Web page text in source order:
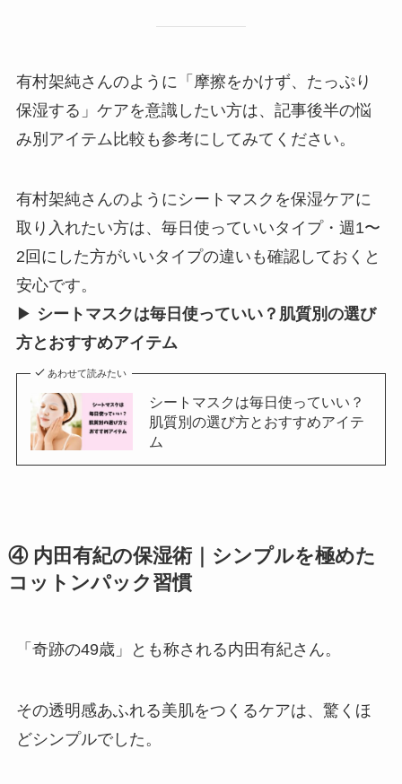
有村架純さんのように「摩擦をかけず、たっぷり
保湿する」ケアを意識したい方は、記事後半の悩
み別アイテム比較も参考にしてみてください。
有村架純さんのようにシートマスクを保湿ケアに
取り入れたい方は、毎日使っていいタイプ・週1〜
2回にした方がいいタイプの違いも確認しておくと
安心です。
▶ シートマスクは毎日使っていい？肌質別の選び
方とおすすめアイテム
あわせて読みたい
シートマスクは毎日使っていい？
肌質別の選び方とおすすめアイテ
ム
④ 内田有紀の保湿術｜シンプルを極めた
コットンパック習慣
「奇跡の49歳」とも称される内田有紀さん。
その透明感あふれる美肌をつくるケアは、驚くほ
どシンプルでした。